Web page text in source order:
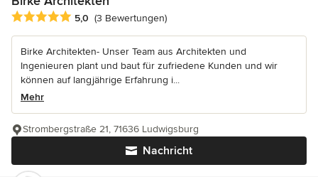
Durchschnittliche Bewertung: 5 von 5 Sternen
5,0 (3 Bewertungen)
Birke Architekten- Unser Team aus Architekten und
Ingenieuren plant und baut für zufriedene Kunden und wir
können auf langjährige Erfahrung i...
Mehr
Nachricht
Strombergstraße 21, 71636 Ludwigsburg